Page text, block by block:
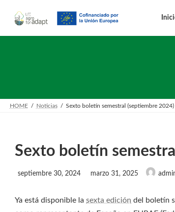
contenido
HOME Noticias Sexto boletín semestral (septiembre
Sexto boletín
septiembre 30, 2024
actualización
marzo 31, 2025
Ya está disponible la sexta edición del boletín